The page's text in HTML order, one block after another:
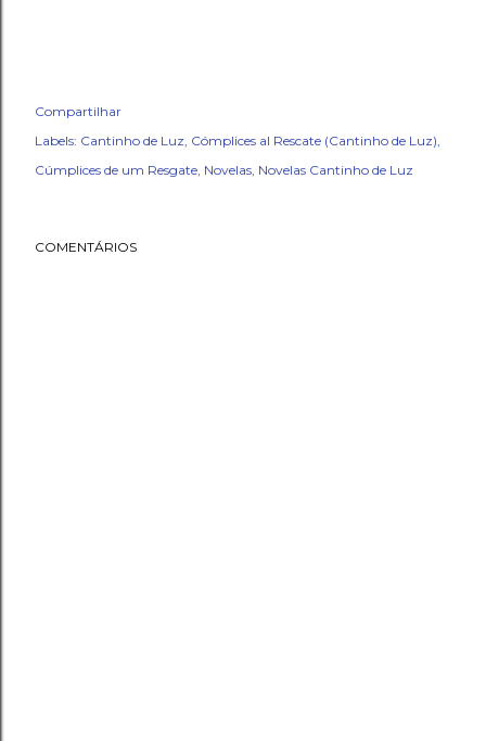
Compartilhar
Labels: Cantinho de Luz Cómplices al Rescate (Cantinho de Luz)
Cúmplices de um Resgate Novelas Novelas Cantinho de Luz
COMENTÁRIOS